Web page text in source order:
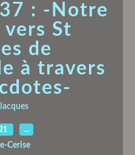
: -Notre
vers St
de
à travers
…
Cerise